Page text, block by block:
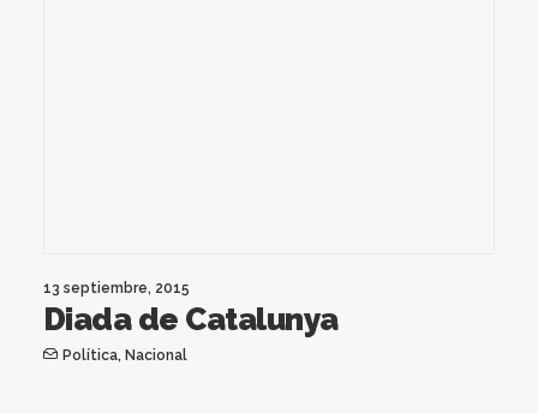
13 septiembre, 2015
Diada de Catalunya
Política, Nacional